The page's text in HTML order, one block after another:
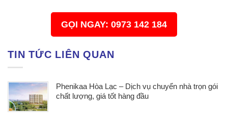
GỌI NGAY: 0973 142 184
TIN TỨC LIÊN QUAN
Phenikaa Hòa Lạc – Dịch vụ chuyển nhà trọn gói
chất lượng, giá tốt hàng đầu